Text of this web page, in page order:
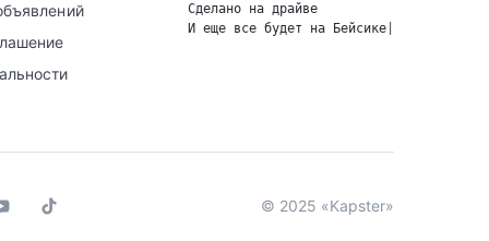
Сделано на драйве
И еще все будет на Бейсике
© 2025 «Kapster»